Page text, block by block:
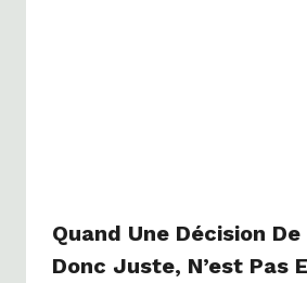
Quand Une Décision
Donc Juste, N’est Pas